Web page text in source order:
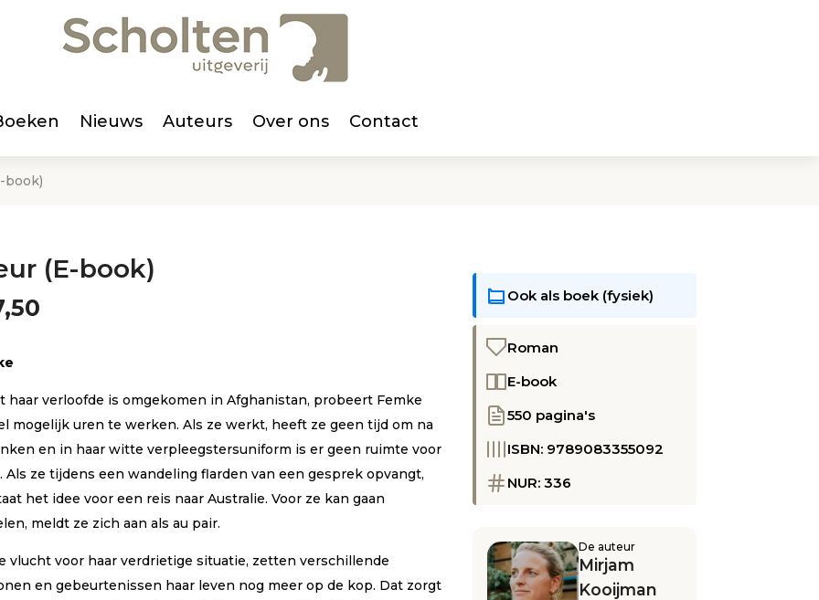
Nieuws Auteurs Over ons Contact
book)
(E-book)
haar verloofde is omgekomen in Afghanistan, probeert Femke
mogelijk uren te werken. Als ze werkt, heeft ze geen tijd om na
en in haar witte verpleegstersuniform is er geen ruimte voor
Als ze tijdens een wandeling flarden van een gesprek opvangt,
het idee voor een reis naar Australie. Voor ze kan gaan
meldt ze zich aan als au pair.
vlucht voor haar verdrietige situatie, zetten verschillende
en gebeurtenissen haar leven nog meer op de kop. Dat zorgt
Ook als boek (fysiek)
Roman
E-book
550 pagina's
ISBN: 9789083355092
NUR: 336
De auteur
Mirjam
Kooijman